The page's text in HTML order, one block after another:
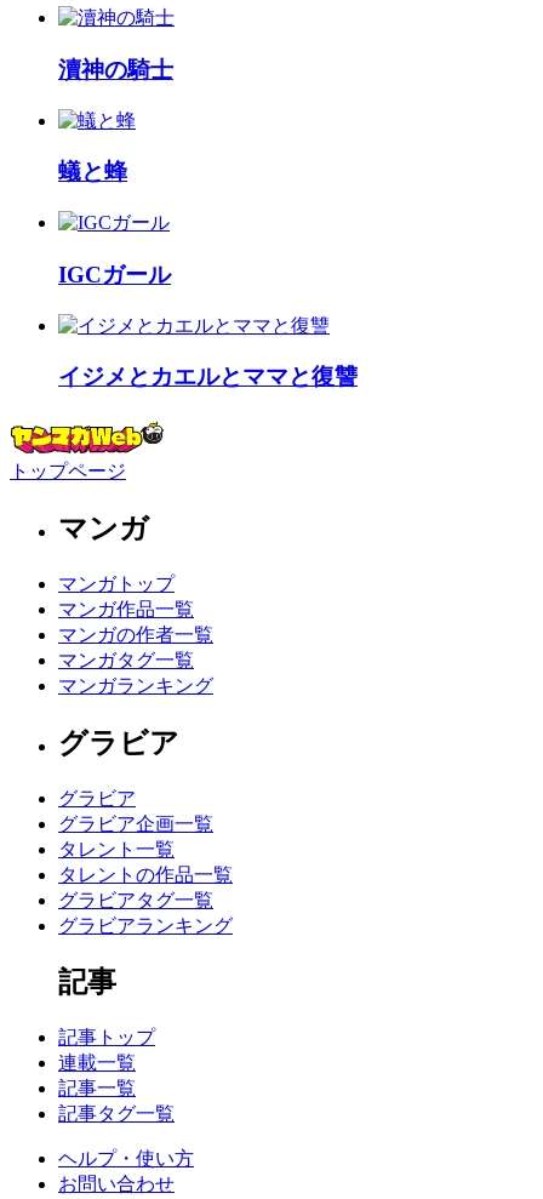
瀆神の騎士
蟻と蜂
IGCガール
イジメとカエルとママと復讐
トップページ
マンガ
マンガトップ
マンガ作品一覧
マンガの作者一覧
マンガタグ一覧
マンガランキング
グラビア
グラビア
グラビア企画一覧
タレント一覧
タレントの作品一覧
グラビアタグ一覧
グラビアランキング
記事
記事トップ
連載一覧
記事一覧
記事タグ一覧
ヘルプ・使い方
お問い合わせ